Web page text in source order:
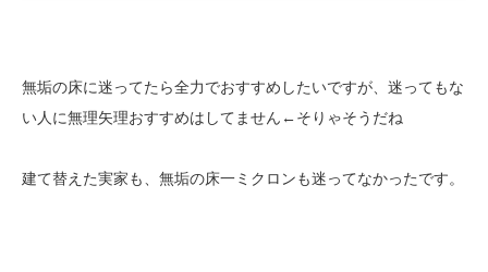
無垢の床に迷ってたら全力でおすすめしたいですが、迷ってもな
い人に無理矢理おすすめはしてません←そりゃそうだね
建て替えた実家も、無垢の床一ミクロンも迷ってなかったです。